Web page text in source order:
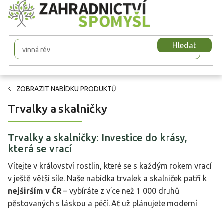
Přejít
na
obsah
Hledat
ZOBRAZIT NABÍDKU PRODUKTŮ
Trvalky a skalničky
Trvalky a skalničky: Investice do krásy,
která se vrací
Vítejte v království rostlin, které se s každým rokem vrací
v ještě větší síle. Naše nabídka trvalek a skalniček patří k
nejširším v ČR – vybíráte z více než 1 000 druhů
pěstovaných s láskou a péčí. Ať už plánujete moderní